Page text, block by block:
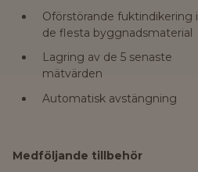
Oförstörande fuktindikering i
de flesta byggnadsmaterial
Lagring av de 5 senaste
mätvärden
Automatisk avstängning
Medföljande tillbehör